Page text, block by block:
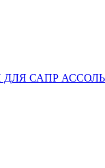
САПР АССОЛЬ